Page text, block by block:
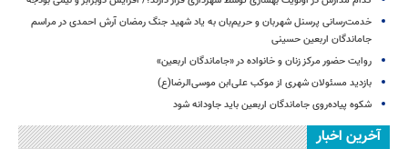
خدمت‌رسانی پرسنل شهربان و حریم‌بان به یاد شهید جنگ رمضان آرش احمدی در مراسم
جاماندگان اربعین حسینی
روایت حضور مرکز زنان و خانواده در «جاماندگان اربعین»
بازدید مسئولان شهری از موکب علی‌ابن موسی‌الرضا(ع)
شکوه پیاده‌روی جاماندگان اربعین باید جاودانه شود
آخرین اخبار